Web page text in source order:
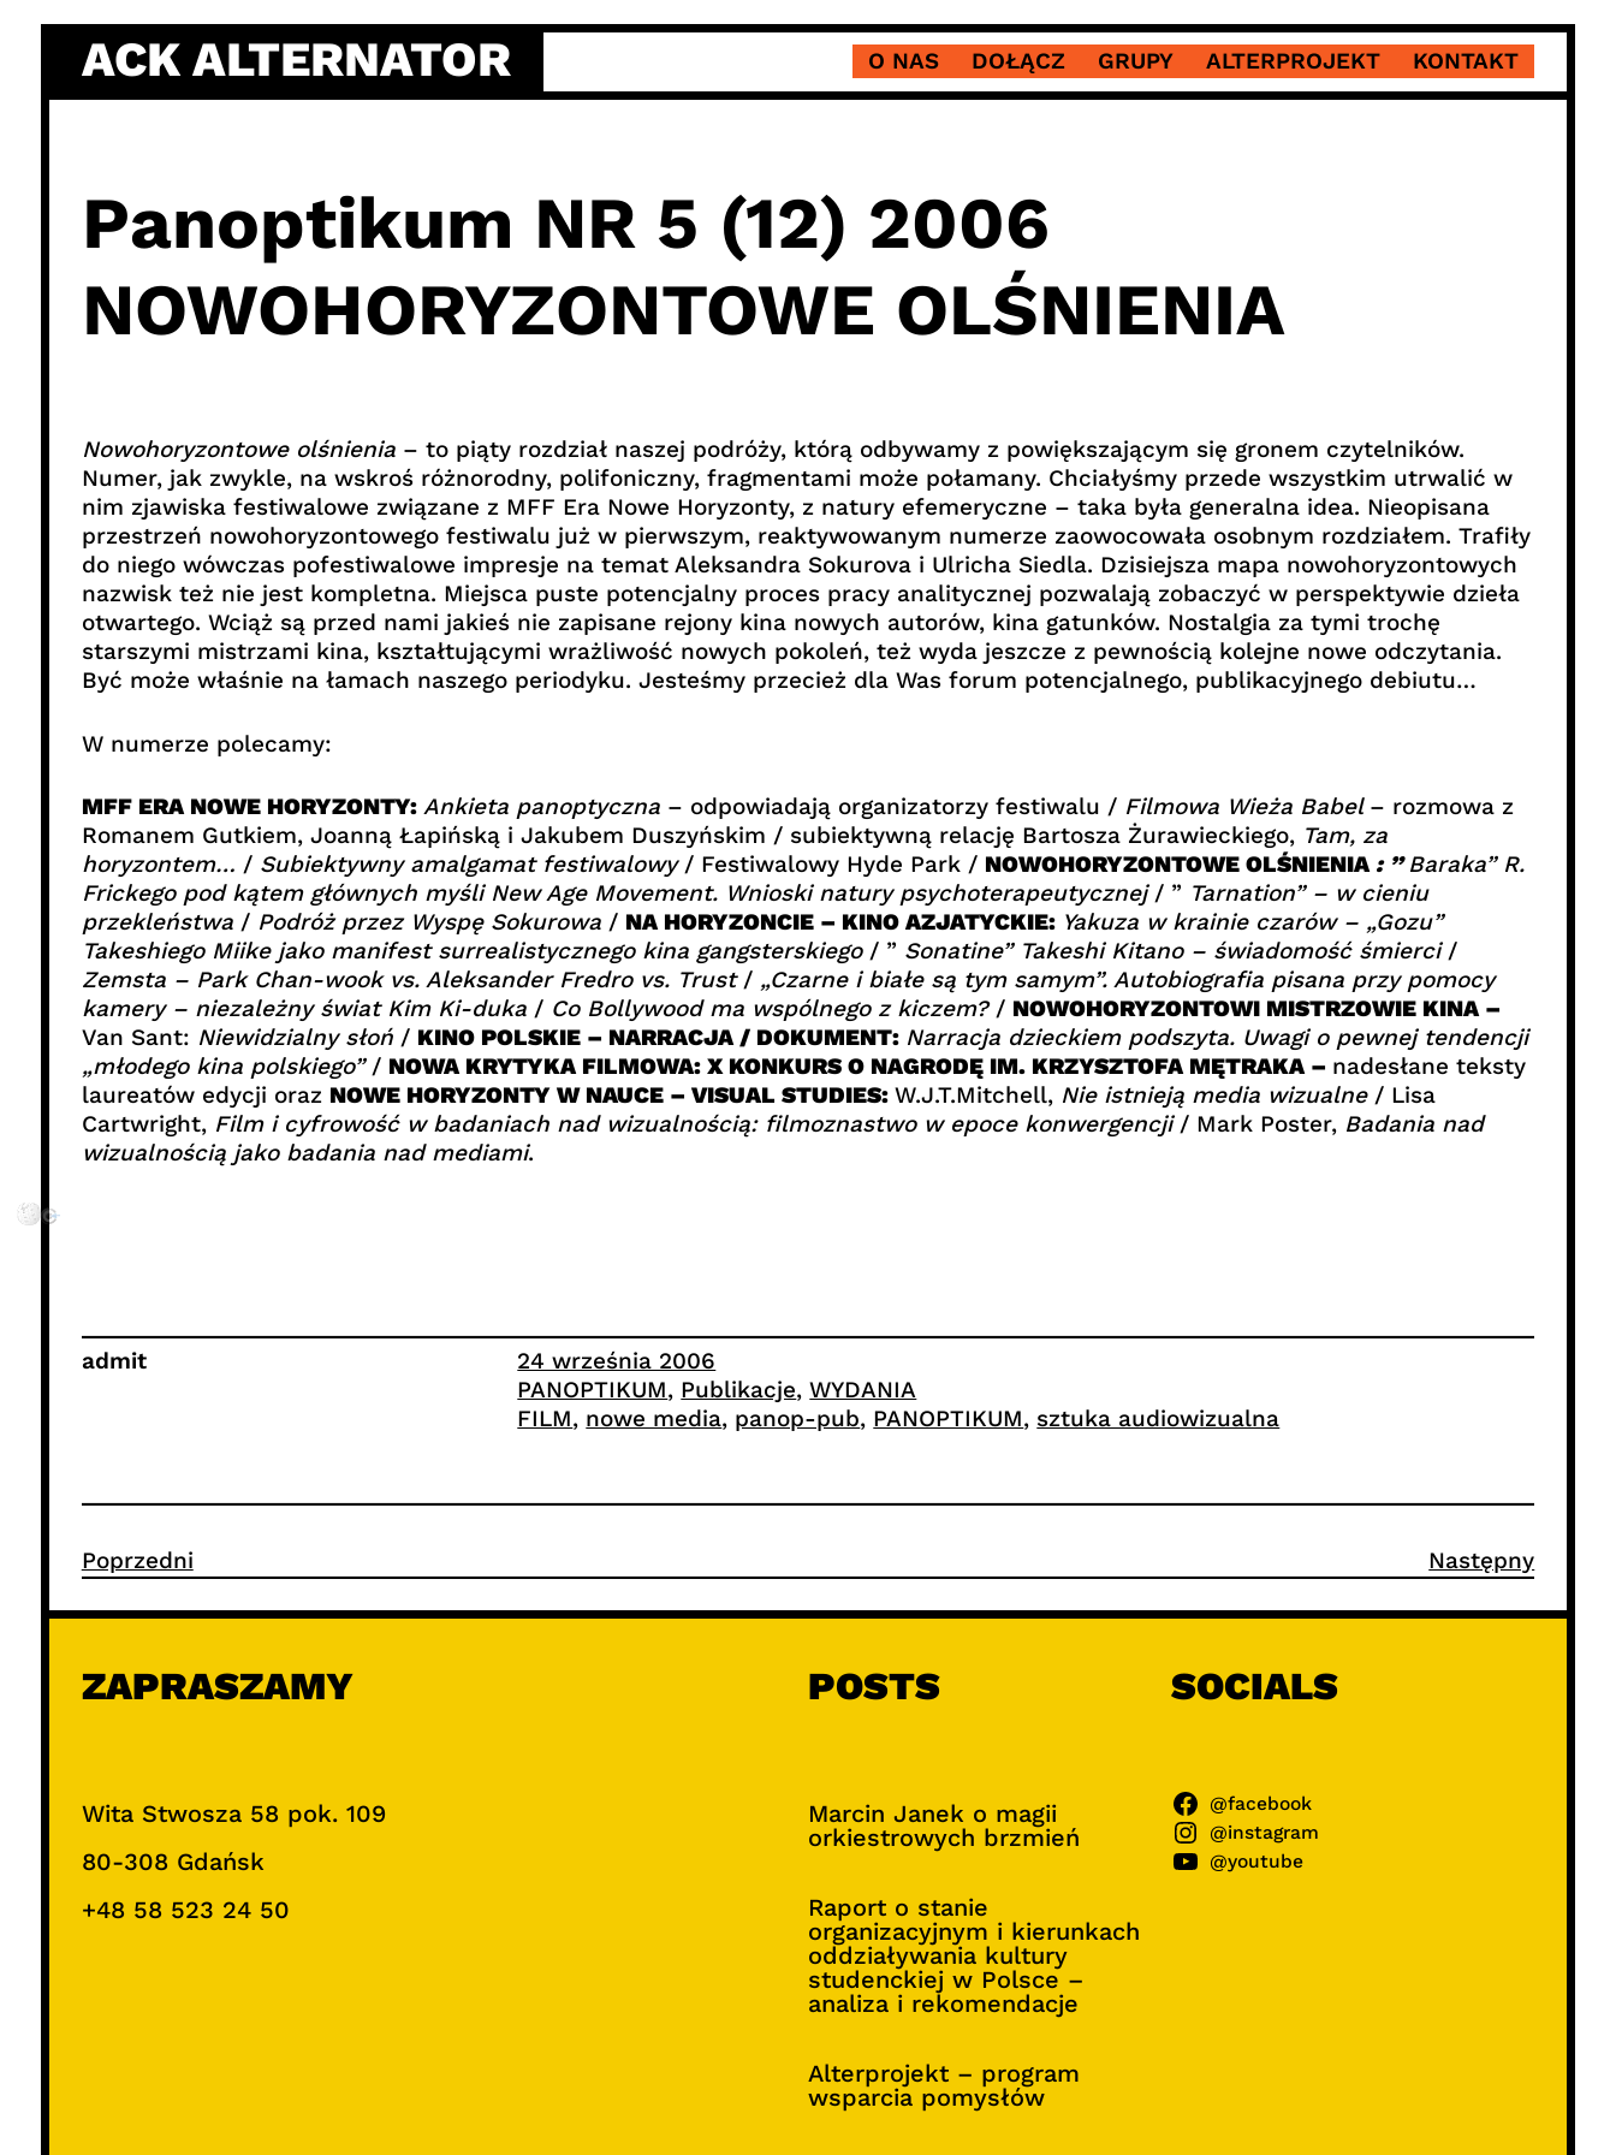
content
ACK ALTERNATOR O NAS DOŁĄCZ GRUPY ALTERPROJEKT KONTAKT
Panoptikum NR 5 (12) 2006
NOWOHORYZONTOWE OLŚNIENIA
Nowohoryzontowe olśnienia – to piąty rozdział naszej podróży, którą odbywamy z powiększającym się gronem czytelników.
Numer, jak zwykle, na wskroś różnorodny, polifoniczny, fragmentami może połamany. Chciałyśmy przede wszystkim utrwalić w
nim zjawiska festiwalowe związane z MFF Era Nowe Horyzonty, z natury efemeryczne – taka była generalna idea. Nieopisana
przestrzeń nowohoryzontowego festiwalu już w pierwszym, reaktywowanym numerze zaowocowała osobnym rozdziałem. Trafiły
do niego wówczas pofestiwalowe impresje na temat Aleksandra Sokurova i Ulricha Siedla. Dzisiejsza mapa nowohoryzontowych
nazwisk też nie jest kompletna. Miejsca puste potencjalny proces pracy analitycznej pozwalają zobaczyć w perspektywie dzieła
otwartego. Wciąż są przed nami jakieś nie zapisane rejony kina nowych autorów, kina gatunków. Nostalgia za tymi trochę
starszymi mistrzami kina, kształtującymi wrażliwość nowych pokoleń, też wyda jeszcze z pewnością kolejne nowe odczytania.
Być może właśnie na łamach naszego periodyku. Jesteśmy przecież dla Was forum potencjalnego, publikacyjnego debiutu…
W numerze polecamy:
MFF ERA NOWE HORYZONTY: Ankieta panoptyczna – odpowiadają organizatorzy festiwalu / Filmowa Wieża Babel – rozmowa z
Romanem Gutkiem, Joanną Łapińską i Jakubem Duszyńskim / subiektywną relację Bartosza Żurawieckiego, Tam, za
horyzontem… / Subiektywny amalgamat festiwalowy / Festiwalowy Hyde Park / NOWOHORYZONTOWE OLŚNIENIA : ”Baraka” R.
Frickego pod kątem głównych myśli New Age Movement. Wnioski natury psychoterapeutycznej / ” Tarnation” – w cieniu
przekleństwa / Podróż przez Wyspę Sokurowa / NA HORYZONCIE – KINO AZJATYCKIE: Yakuza w krainie czarów – „Gozu”
Takeshiego Miike jako manifest surrealistycznego kina gangsterskiego / ” Sonatine” Takeshi Kitano – świadomość śmierci /
Zemsta – Park Chan-wook vs. Aleksander Fredro vs. Trust / „Czarne i białe są tym samym”. Autobiografia pisana przy pomocy
kamery – niezależny świat Kim Ki-duka / Co Bollywood ma wspólnego z kiczem? / NOWOHORYZONTOWI MISTRZOWIE KINA –
Van Sant: Niewidzialny słoń / KINO POLSKIE – NARRACJA / DOKUMENT: Narracja dzieckiem podszyta. Uwagi o pewnej tendencji
„młodego kina polskiego” / NOWA KRYTYKA FILMOWA: X KONKURS O NAGRODĘ IM. KRZYSZTOFA MĘTRAKA – nadesłane teksty
laureatów edycji oraz NOWE HORYZONTY W NAUCE – VISUAL STUDIES: W.J.T.Mitchell, Nie istnieją media wizualne / Lisa
Cartwright, Film i cyfrowość w badaniach nad wizualnością: filmoznastwo w epoce konwergencji / Mark Poster, Badania nad
wizualnością jako badania nad mediami.
admit
24 września 2006
PANOPTIKUM, Publikacje, WYDANIA
FILM, nowe media, panop-pub, PANOPTIKUM, sztuka audiowizualna
Poprzedni Następny
ZAPRASZAMY
Wita Stwosza 58 pok. 109
80-308 Gdańsk
+48 58 523 24 50
POSTS
Marcin Janek o magii
orkiestrowych brzmień
Raport o stanie
organizacyjnym i kierunkach
oddziaływania kultury
studenckiej w Polsce –
analiza i rekomendacje
Alterprojekt – program
wsparcia pomysłów
SOCIALS
@facebook
@instagram
@youtube